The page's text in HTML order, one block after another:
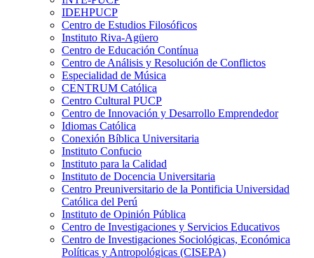
IDEHPUCP
Centro de Estudios Filosóficos
Instituto Riva-Agüero
Centro de Educación Contínua
Centro de Análisis y Resolución de Conflictos
Especialidad de Música
CENTRUM Católica
Centro Cultural PUCP
Centro de Innovación y Desarrollo Emprendedor
Idiomas Católica
Conexión Bíblica Universitaria
Instituto Confucio
Instituto para la Calidad
Instituto de Docencia Universitaria
Centro Preuniversitario de la Pontificia Universidad
Católica del Perú
Instituto de Opinión Pública
Centro de Investigaciones y Servicios Educativos
Centro de Investigaciones Sociológicas, Económica
Políticas y Antropológicas (CISEPA)